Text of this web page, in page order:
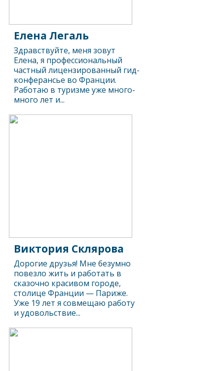
Елена Легаль
Здравствуйте, меня зовут
Елена, я профессиональный
частный лицензированный гид-
конферансье во Франции.
Работаю в туризме уже много-
много лет и...
Виктория Склярова
Дорогие друзья! Мне безумно
повезло жить и работать в
сказочно красивом городе,
столице Франции — Париже.
Уже 19 лет я совмещаю работу
и удовольствие...